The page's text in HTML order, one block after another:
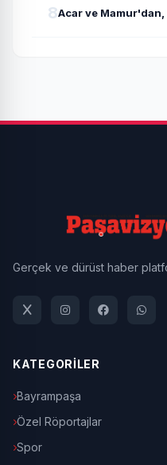
8Acar ve
Gerçek ve dürüst haber
KATEGORİLER
Bayrampaşa
Özel Röportajlar
Spor